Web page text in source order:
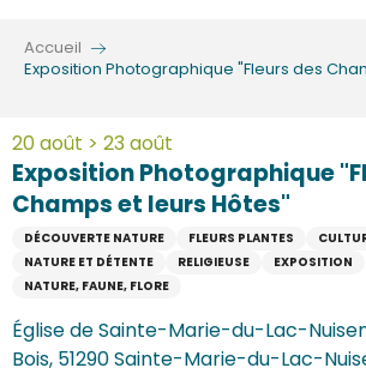
contenu
Accueil
Exposition Photographique "Fleurs des
20 août > 23 août
Exposition Photographique
Champs et leurs Hôtes"
DÉCOUVERTE NATURE FLEURS PLANTES
NATURE ET DÉTENTE
RELIGIEUSE
EXPOSITION
NATURE, FAUNE, FLORE
Église de Sainte-Marie-du-Lac-
Bois, 51290 Sainte-Marie-du-Lac-